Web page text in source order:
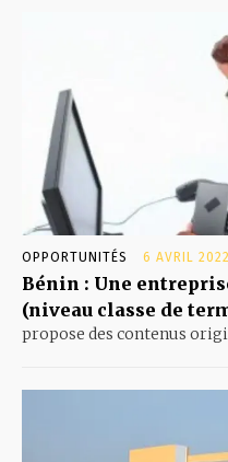
OPPORTUNITÉS 6 AVRIL 2022
Bénin : Une
(niveau classe de
propose des contenus